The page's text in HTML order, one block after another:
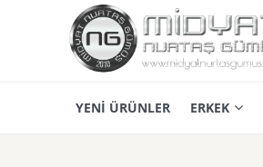
YENİ ÜRÜNLER ERKEK